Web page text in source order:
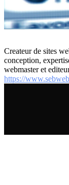
Createur de sites
conception,
webmaster et
https://